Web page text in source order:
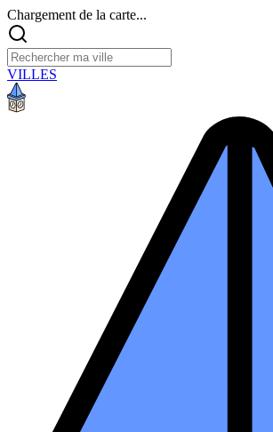
Chargement de la carte...
VILLES